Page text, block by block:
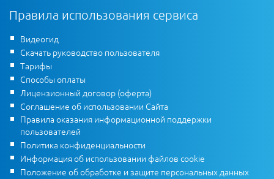
Правила использования сервиса
Видеогид
Скачать руководство пользователя
Тарифы
Способы оплаты
Лицензионный договор (оферта)
Соглашение об использовании Сайта
Правила оказания информационной поддержки
пользователей
Политика конфиденциальности
Информация об использовании файлов cookie
Положение об обработке и защите персональных данных